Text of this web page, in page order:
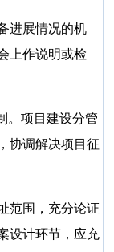
进展情况的机
上作说明或检
。项目建设分管
协调解决项目征
范围，充分论证
设计环节，应充